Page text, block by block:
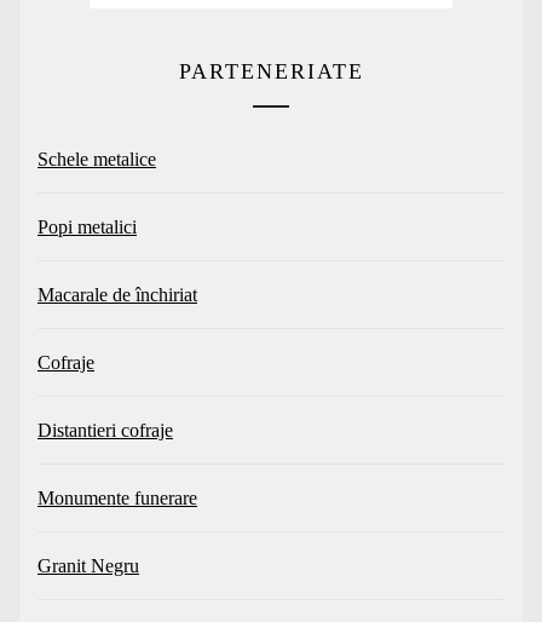
PARTENERIATE
Schele metalice
Popi metalici
Macarale de închiriat
Cofraje
Distantieri cofraje
Monumente funerare
Granit Negru